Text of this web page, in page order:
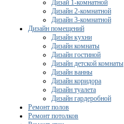
Дизай 1-комнатной
Дизайн 2-комнатной
Дизайн 3-комнатной
Дизайн помещений
Дизайн кухни
Дизайн комнаты
Дизайн гостиной
Дизайн детской комнаты
Дизайн ванны
Дизайн коридора
Дизайн туалета
Дизайн гардеробной
Ремонт полов
Ремонт потолков